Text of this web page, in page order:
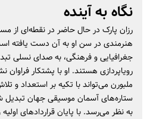
نگاه به آینده
رزان پارک در حال حاضر در نقطه‌ای از
هنرمندی در سن او به آن دست یافته
جغرافیایی و فرهنگی، به صدای نسلی
رویاپردازی هستند. او با پشتکار
ملبورن می‌تواند با تکیه بر استعداد و
ستاره‌های آسمان موسیقی جهان تبدیل
به نظر می‌رسد. با پایان قراردادهای